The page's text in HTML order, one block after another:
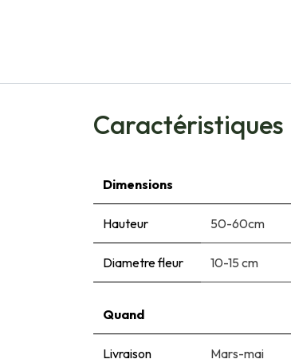
Caractéristiques
Dimensions
Hauteur 50-60cm
Diametre fleur 10-15 cm
Quand
Livraison Mars-mai